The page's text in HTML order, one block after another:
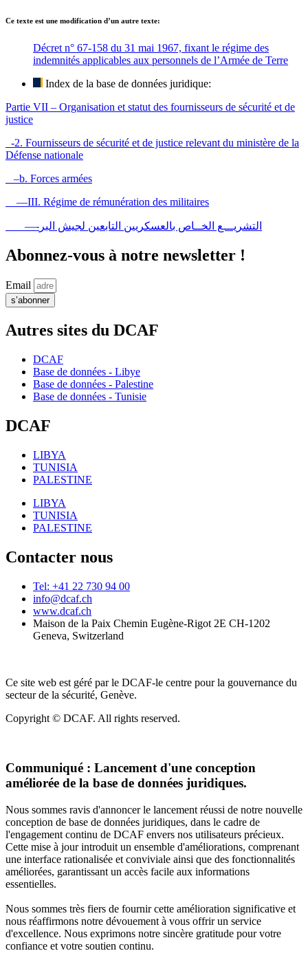
Ce texte est une modification d’un autre texte:
Décret n° 67-158 du 31 mai 1967, fixant le régime des
indemnités applicables aux personnels de l’Armée de Terre
Index de la base de données juridique:
Partie VII – Organisation et statut des fournisseurs de sécurité et de
justice
-2. Fournisseurs de sécurité et de justice relevant du ministère de la
Défense nationale
–b. Forces armées
—III. Régime de rémunération des militaires
—-التشريـــع الخــاص بالعسكريين التابعين لجيش البر
Abonnez-vous à notre newsletter !
Email
s’abonner
Autres sites du DCAF
DCAF
Base de données - Libye
Base de données - Palestine
Base de données - Tunisie
DCAF
LIBYA
TUNISIA
PALESTINE
LIBYA
TUNISIA
PALESTINE
Contacter nous
Tel: +41 22 730 94 00
info@dcaf.ch
www.dcaf.ch
Maison de la Paix Chemin Eugène-Rigot 2E CH-1202
Geneva, Switzerland
Ce site web est géré par le DCAF-le centre pour la gouvernance du
secteur de la sécurité, Genève.
Copyright © DCAF. All rights reserved.
Communiqué : Lancement d'une conception
améliorée de la base de données juridiques.
Nous sommes ravis d'annoncer le lancement réussi de notre nouvelle
conception de base de données juridiques, dans le cadre de
l'engagement continu de DCAF envers nos utilisateurs précieux.
Cette mise à jour introduit un ensemble d'améliorations, comprenant
une interface rationalisée et conviviale ainsi que des fonctionnalités
améliorées, garantissant un accès facile aux informations
essentielles.
Nous sommes très fiers de fournir cette amélioration significative et
nous réaffirmons notre dévouement à vous offrir un service
d'excellence. Nous exprimons notre sincère gratitude pour votre
confiance et votre soutien continu.